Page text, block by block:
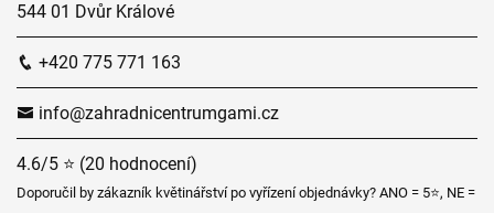
544 01 Dvůr Králové
+420 775 771 163
info@zahradnicentrumgami.cz
4.6/5 ⭐ (20 hodnocení)
Doporučil by zákazník květinářství po vyřízení objednávky? ANO = 5⭐, NE =